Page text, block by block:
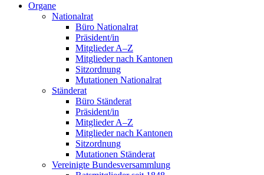
Organe
Nationalrat
Büro Nationalrat
Präsident/in
Mitglieder A–Z
Mitglieder nach Kantonen
Sitzordnung
Mutationen Nationalrat
Ständerat
Büro Ständerat
Präsident/in
Mitglieder A–Z
Mitglieder nach Kantonen
Sitzordnung
Mutationen Ständerat
Vereinigte Bundesversammlung